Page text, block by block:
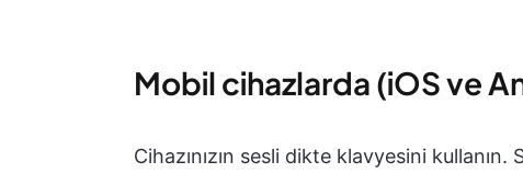
Mobil cihazlarda (iOS ve
Cihazınızın sesli dikte klavyesini